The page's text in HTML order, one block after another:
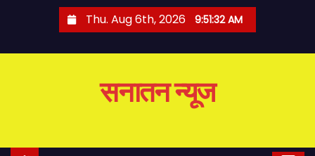
o
Thu. Aug 6th, 2026 9:51:33 AM
सनातन न्यूज